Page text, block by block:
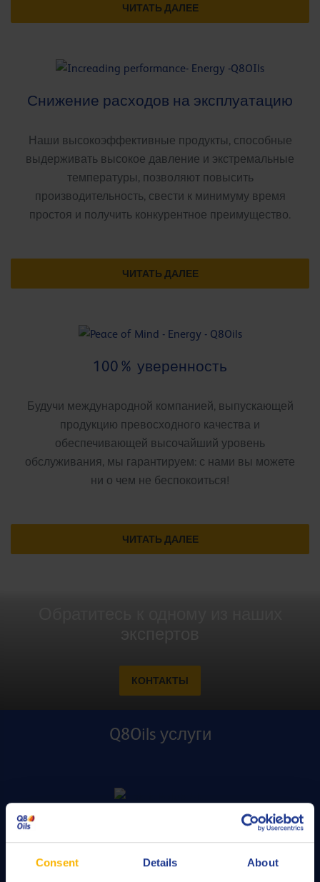
Consent Details About
ЧИТАТЬ ДАЛЕЕ
Снижение расходов на эксплуатацию
Наши высокоэффективные продукты, способные
выдерживать высокое давление и экстремальные
температуры, позволяют повысить
производительность, свести к минимуму время
простоя и получить конкурентное преимущество.
ЧИТАТЬ ДАЛЕЕ
100% уверенность
Будучи международной компанией, выпускающей
продукцию превосходного качества и
обеспечивающей высочайший уровень
обслуживания, мы гарантируем: с нами вы можете
ни о чем не беспокоиться!
ЧИТАТЬ ДАЛЕЕ
КОНТАКТЫ
Q8Oils услуги
Для получения квалифицированной консультации